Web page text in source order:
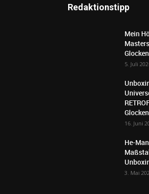
Redaktionstipp
Mein
Glocken
5. Juli
16. Juni
He-
3. Mai